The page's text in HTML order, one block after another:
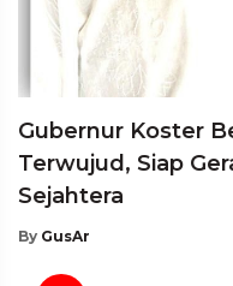
Gubernur Koster
Terwujud, Siap
Sejahtera
By GusAr